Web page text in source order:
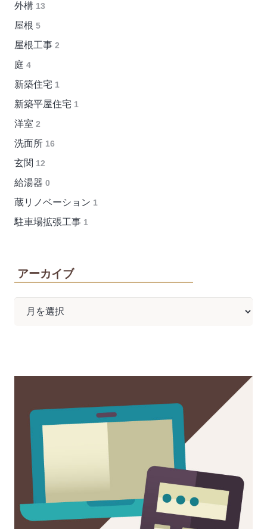
外構 13
屋根 5
屋根工事 2
庭 4
新築住宅 1
新築平屋住宅 1
洋室 2
洗面所 16
玄関 12
給湯器 0
蔵リノベーション 1
駐車場拡張工事 1
アーカイブ